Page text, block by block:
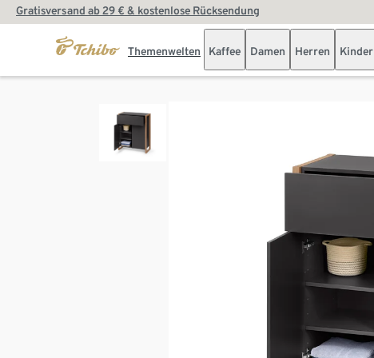
Gratisversand ab 29 € & kostenlose Rücksendung
Themenwelten Kaffee Damen Herren Kinder